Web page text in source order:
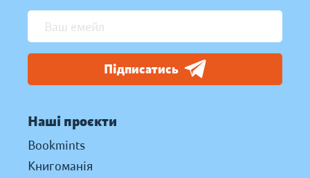
Підписатись
Наші проєкти
Bookmints
Книгоманія